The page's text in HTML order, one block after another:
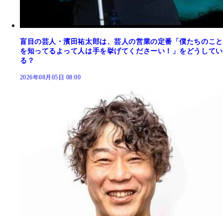
盲目の芸人・濱田祐太郎は、芸人の営業の定番「僕たちのこと
を知ってるよって人は手を挙げてくださーい！」をどうしてい
る？
2026年08月05日 08:00